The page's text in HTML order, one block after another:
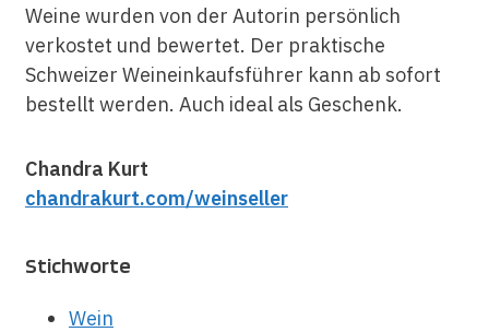
Weine wurden von der Autorin persönlich
verkostet und bewertet. Der praktische
Schweizer Weineinkaufsführer kann ab sofort
bestellt werden. Auch ideal als Geschenk.
Chandra Kurt
chandrakurt.com/weinseller
Stichworte
Wein